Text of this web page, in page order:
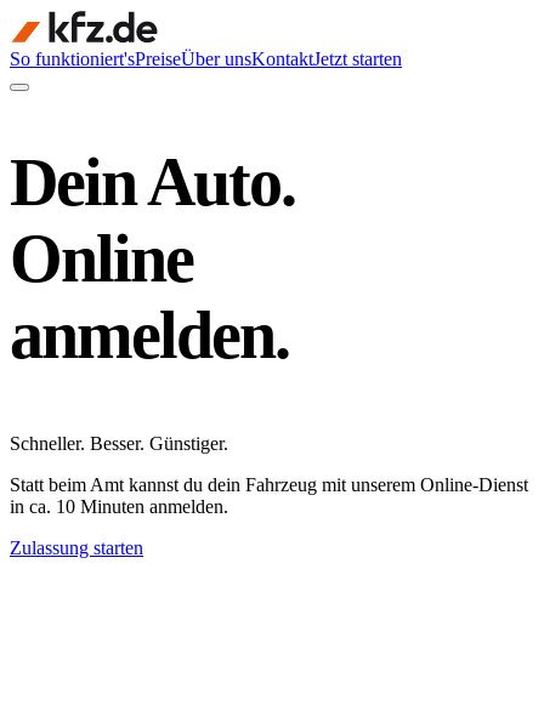
So funktioniert'sPreiseÜber unsKontaktJetzt starten
Dein Auto.
Online
anmelden.
Schneller. Besser. Günstiger.
Statt beim Amt kannst du dein Fahrzeug mit unserem Online-Dienst
in ca. 10 Minuten anmelden.
Zulassung starten